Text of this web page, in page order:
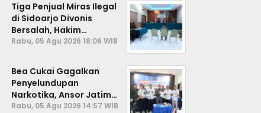
Tiga Penjual Miras Ilegal
di Sidoarjo Divonis
Bersalah, Hakim
Jatuhkan Denda hingga
Rabu, 05 Agu 2026 18:06 WIB
Bea Cukai Gagalkan
Penyelundupan
Narkotika, Ansor Jatim
Negara Tak Kalah dari
Rabu, 05 Agu 2026 14:57 WIB